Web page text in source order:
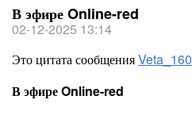
В эфире Online-red
02-12-2025 13:14
Это цитата сообщенияVeta_160
В эфире Online-red